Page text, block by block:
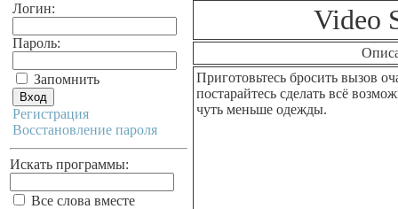
Логин:
Пароль:
Запомнить
Регистрация
Восстановление пароля
Искать программы:
Все слова вместе
Video
Приготовьтесь бросить вызов
постарайтесь сделать всё
чуть меньше одежды.